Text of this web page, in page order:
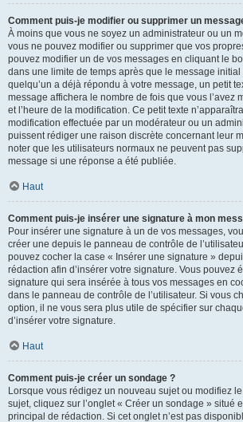
Comment puis-je modifier ou supprimer un
À moins que vous ne soyez un administrateur ou un
vous ne pouvez modifier ou supprimer que vos
pouvez modifier un de vos messages en cliquant le
dans une limite de temps après que le message initial
quelqu’un a déjà répondu à votre message, un petit
message affichera le nombre de fois que vous l’avez
et l’heure de la modification. Ce petit texte n’apparaîtra
modification effectuée par un modérateur ou un
puissent rédiger une raison discrète concernant leur
noter que les utilisateurs normaux ne peuvent pas
message si une réponse a été publiée.
Haut
Comment puis-je insérer une signature à mon
Pour insérer une signature à un de vos messages,
créer une depuis le panneau de contrôle de
pouvez cocher la case « Insérer une signature »
rédaction afin d’insérer votre signature. Vous pouvez
signature qui sera insérée à tous vos messages en
dans le panneau de contrôle de l’utilisateur. Si vous
option, il ne vous sera plus utile de spécifier sur
d’insérer votre signature.
Haut
Comment puis-je créer un sondage ?
Lorsque vous rédigez un nouveau sujet ou modifiez
sujet, cliquez sur l’onglet « Créer un sondage » situé
principal de rédaction. Si cet onglet n’est pas